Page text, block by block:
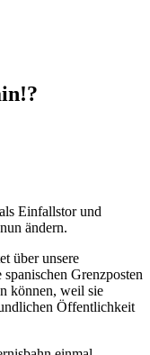
Einfallstor und
ändern.
über unsere
Grenzposten
können, weil sie
Öffentlichkeit